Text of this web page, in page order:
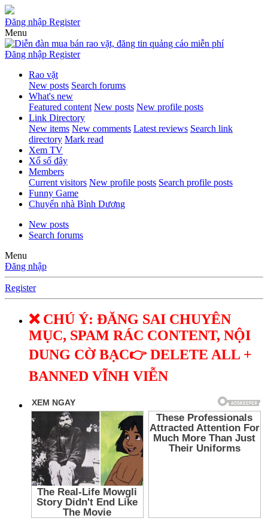
Đăng nhập Register
Menu
Đăng nhập Register
Rao vặt
New posts Search forums
What's new
Featured content New posts New profile posts
Link Directory
New items New comments Latest reviews Search link
directory Mark read
Xem TV
Xổ số đây
Members
Current visitors New profile posts Search profile posts
Funny Game
Chuyển nhà Bình Dương
New posts
Search forums
Menu
Đăng nhập
Register
❌ CHÚ Ý: ĐĂNG SAI CHUYÊN
MỤC, SPAM RÁC CONTENT, NỘI
DUNG CỜ BẠC👉 DELETE ALL +
BANNED VĨNH VIỄN